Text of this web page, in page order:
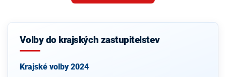
Volby do krajských zastupitelstev
Krajské volby 2024